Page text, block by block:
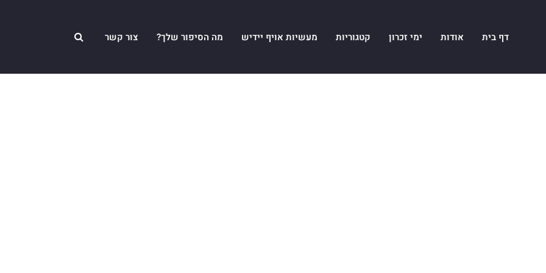
דף בית אודות ימי זכרון קטגוריות מעשיות אויף יידיש מה הסיפור שלך? צור קשר